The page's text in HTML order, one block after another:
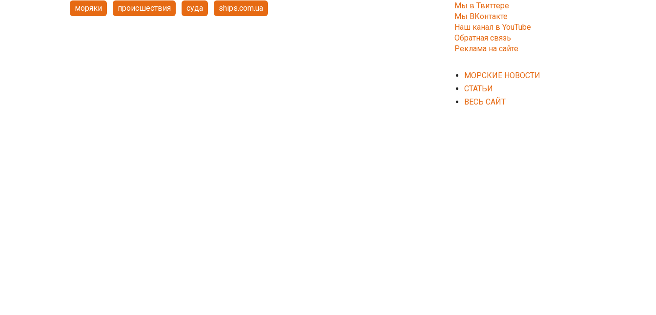
моряки происшествия суда ships.com.ua
Мы в Твиттере
Мы ВКонтакте
Наш канал в YouTube
Обратная связь
Реклама на сайте
МОРСКИЕ НОВОСТИ
СТАТЬИ
ВЕСЬ САЙТ